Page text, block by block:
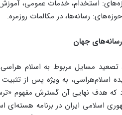
جهان
طی خرداد ماه ۱۳۸۹، تصعید مسایل مربوط به
اسلام‌هراسی، به ویژه پس از
که هدف نهایی آن گسترش مفهوم
اسلامی ایران در برنامه